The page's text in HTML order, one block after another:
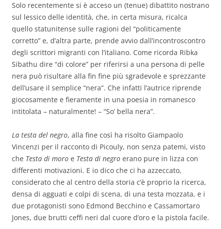
Solo recentemente si è acceso un (tenue) dibattito nostrano
sul lessico delle identità, che, in certa misura, ricalca
quello statunitense sulle ragioni del “politicamente
corretto” e, d’altra parte, prende avvio dall’incontroscontro
degli scrittori migranti con l’italiano. Come ricorda Ribka
Sibathu dire “di colore” per riferirsi a una persona di pelle
nera può risultare alla fin fine più sgradevole e sprezzante
dell’usare il semplice “nera”. Che infatti l’autrice riprende
giocosamente e fieramente in una poesia in romanesco
intitolata – naturalmente! – “So’ bella nera”.
La testa del negro, alla fine così ha risolto Giampaolo
Vincenzi per il racconto di Picouly, non senza patemi, visto
che Testa di moro e Testa di negro erano pure in lizza con
differenti motivazioni. E io dico che ci ha azzeccato,
considerato che al centro della storia c’è proprio la ricerca,
densa di agguati e colpi di scena, di una testa mozzata, e i
due protagonisti sono Edmond Becchino e Cassamortaro
Jones, due brutti ceffi neri dal cuore d’oro e la pistola facile.